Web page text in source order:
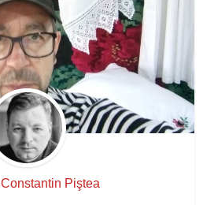
Constantin Piştea